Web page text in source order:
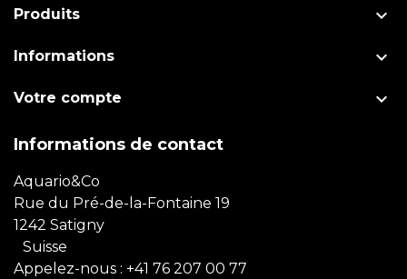
Produits 
Informations 
Votre compte 
Informations de contact
Aquario&Co
Rue du Pré-de-la-Fontaine 19
1242 Satigny
Suisse
Appelez-nous : +41 76 207 00 77